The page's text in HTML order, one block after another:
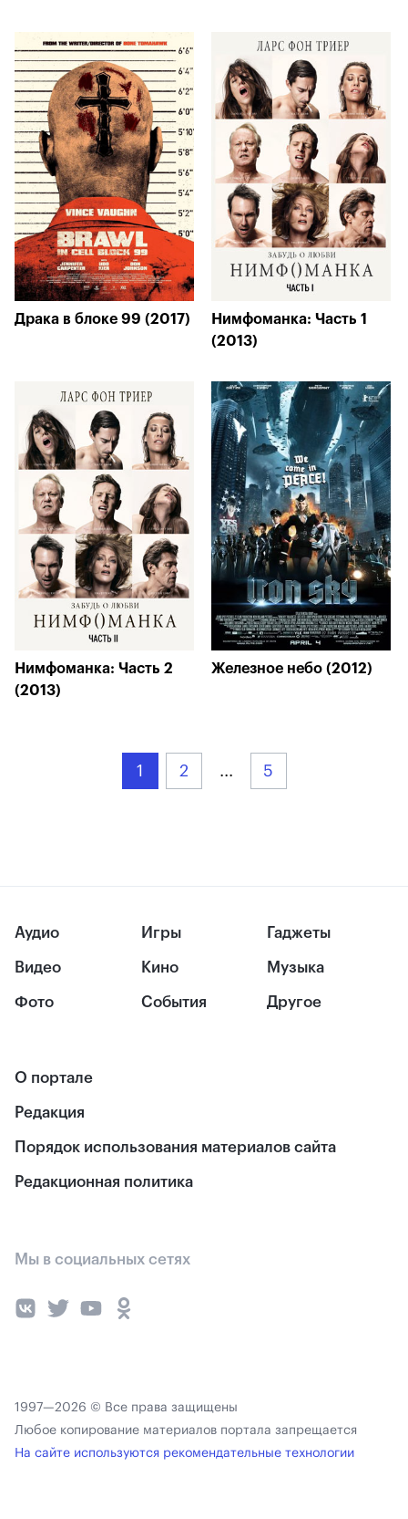
Драка в блоке 99 (2017)
Нимфоманка: Часть 1
(2013)
Нимфоманка: Часть 2
(2013)
Железное небо (2012)
1 2 ... 5
Аудио
Видео
Фото
Игры
Кино
События
Гаджеты
Музыка
Другое
О портале
Редакция
Порядок использования материалов сайта
Редакционная политика
Мы в социальных сетях
1997—2026 © Все права защищены
Любое копирование материалов портала запрещается
На сайте используются рекомендательные технологии